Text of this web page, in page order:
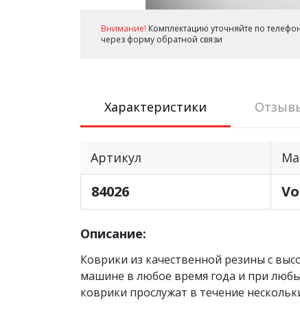
Внимание! Комплектацию уточняйте по
через форму обратной связи
Характеристики
Артикул
84026
Описание:
Коврики из качественной резины с
машине в любое время года и при
коврики прослужат в течение